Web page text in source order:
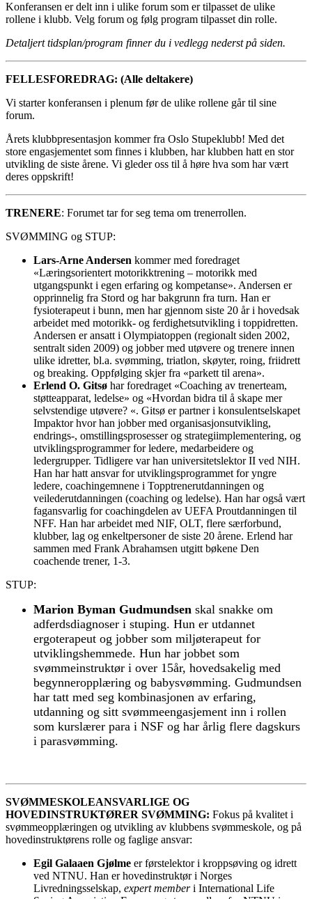
Konferansen er delt inn i ulike forum som er tilpasset de ulike
rollene i klubb. Velg forum og følg program tilpasset din rolle.
Detaljert tidsplan/program finner du i vedlegg nederst på siden.
FELLESFOREDRAG: (Alle deltakere)
Vi starter konferansen i plenum før de ulike rollene går til sine
forum.
Årets klubbpresentasjon kommer fra Oslo Stupeklubb! Med det
store engasjementet som finnes i klubben, har klubben hatt en stor
utvikling de siste årene. Vi gleder oss til å høre hva som har vært
deres oppskrift!
TRENERE: Forumet tar for seg tema om trenerrollen.
SVØMMING og STUP:
Lars-Arne Andersen kommer med foredraget
«Læringsorientert motorikktrening – motorikk med
utgangspunkt i egen erfaring og kompetanse». Andersen er
opprinnelig fra Stord og har bakgrunn fra turn. Han er
fysioterapeut i bunn, men har gjennom siste 20 år i hovedsak
arbeidet med motorikk- og ferdighetsutvikling i toppidretten.
Andersen er ansatt i Olympiatoppen (regionalt siden 2002,
sentralt siden 2009) og jobber med utøvere og trenere innen
ulike idretter, bl.a. svømming, triatlon, skøyter, roing, friidrett
og breaking. Oppfølging skjer fra «parkett til arena».
Erlend O. Gitsø har foredraget «Coaching av trenerteam,
støtteapparat, ledelse» og «Hvordan bidra til å skape mer
selvstendige utøvere? «. Gitsø er partner i konsulentselskapet
Impaktor hvor han jobber med organisasjonsutvikling,
endrings-, omstillingsprosesser og strategiimplementering, og
utviklingsprogrammer for ledere, medarbeidere og
ledergrupper. Tidligere var han universitetslektor II ved NIH.
Han har hatt ansvar for utviklingsprogrammet for yngre
ledere, coachingemnene i Topptrenerutdanningen og
veilederutdanningen (coaching og ledelse). Han har også vært
fagansvarlig for coachingdelen av UEFA Proutdanningen til
NFF. Han har arbeidet med NIF, OLT, flere særforbund,
klubber, lag og enkeltpersoner de siste 20 årene. Erlend har
sammen med Frank Abrahamsen utgitt bøkene Den
coachende trener, 1-3.
STUP:
Marion Byman Gudmundsen skal snakke om
adferdsdiagnoser i stuping. Hun er utdannet
ergoterapeut og jobber som miljøterapeut for
utviklingshemmede. Hun har jobbet som
svømmeinstruktør i over 15år, hovedsakelig med
begynneropplæring og babysvømming. Gudmundsen
har tatt med seg kombinasjonen av erfaring,
utdanning og sitt svømmeengasjement inn i rollen
som kurslærer para i NSF og har årlig flere dagskurs
i parasvømming.
SVØMMESKOLEANSVARLIGE OG
HOVEDINSTRUKTØRER SVØMMING: Fokus på kvalitet i
svømmeopplæringen og utvikling av klubbens svømmeskole, og på
hovedinstruktørens rolle og faglige ansvar:
Egil Galaaen Gjølme er førstelektor i kroppsøving og idrett
ved NTNU. Han er hovedinstruktør i Norges
Livredningsselskap, expert memberi International Life